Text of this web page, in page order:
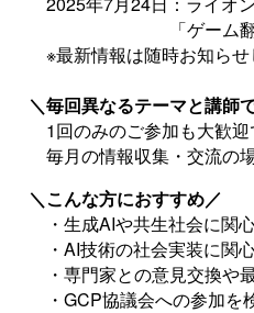
「ゲーム翻訳ビジネ
※最新情報は随時お知らせ
＼毎回異なるテーマと講師
1回のみのご参加も大歓迎
毎月の情報収集・交流の
＼こんな方におすすめ／
・生成AIや共生社会に関
・AI技術の社会実装に関
・専門家との意見交換や
・GCP協議会への参加を